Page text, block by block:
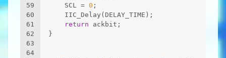
59
60
61
62
63
64
    SCL =
0 ;
    IIC_Delay(DELAY_TIME);
return ackbit;
}